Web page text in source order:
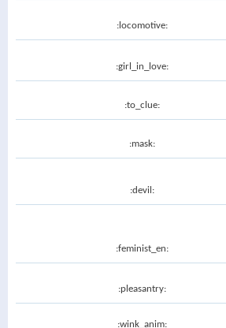
:locomotive:
:girl_in_love:
:to_clue:
:mask:
:devil:
:feminist_en:
:pleasantry:
:wink_anim: